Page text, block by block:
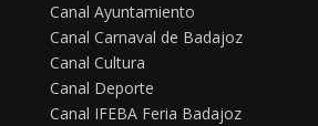
Canal Ayuntamiento
Canal Carnaval de Badajoz
Canal Cultura
Canal Deporte
Canal IFEBA Feria Badajoz